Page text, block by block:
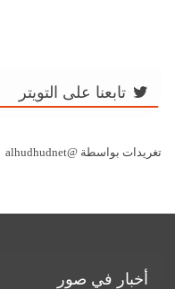
تابعنا على التويتر
تغريدات بواسطة @alhudhudnet
أخبار في صور